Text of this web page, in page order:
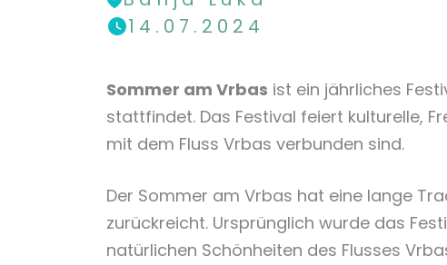
14.07.2024
Sommer am Vrbas ist ein jährliches
stattfindet. Das Festival feiert kulturelle,
mit dem Fluss Vrbas verbunden sind.
Der Sommer am Vrbas hat eine lange
zurückreicht. Ursprünglich wurde das
natürlichen Schönheiten des Flusses